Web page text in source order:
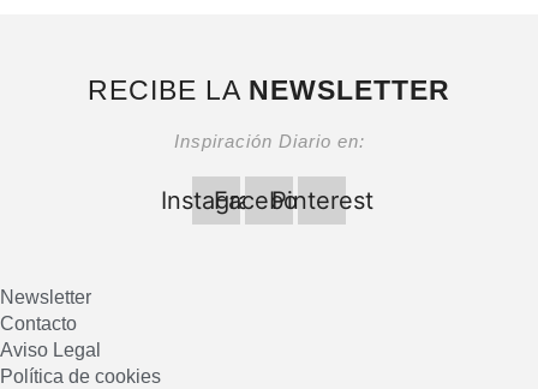
RECIBE LA NEWSLETTER
Inspiración Diario en:
Instagram
Facebook
Pinterest
Newsletter
Contacto
Aviso Legal
Política de cookies